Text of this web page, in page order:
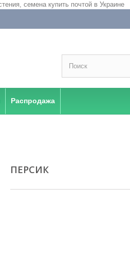
Распродажа
ПЕРСИК